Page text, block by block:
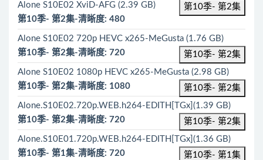
Alone S10E02 XviD-AFG (2.39 GB)
第10季- 第2集
第10季- 第2集-清晰度: 480
Alone S10E02 720p HEVC x265-MeGusta (1.76 GB)
第10季- 第2集
第10季- 第2集-清晰度: 720
Alone S10E02 1080p HEVC x265-MeGusta (2.98 GB)
第10季- 第2集
第10季- 第2集-清晰度: 1080
Alone.S10E02.720p.WEB.h264-EDITH[TGx](1.39 GB)
第10季- 第2集
第10季- 第2集-清晰度: 720
Alone.S10E01.720p.WEB.h264-EDITH[TGx](1.36 GB)
第10季- 第1集
第10季- 第1集-清晰度: 720